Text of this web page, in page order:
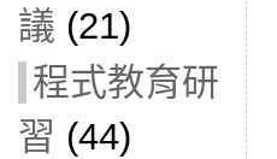
議 (21)
程式教育研
習 (44)